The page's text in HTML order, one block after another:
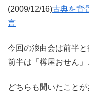
(2009/12/16)古典を背
言
今回の浪曲会は前半と
前半は「樽屋おせん」
どちらも聞いたことが